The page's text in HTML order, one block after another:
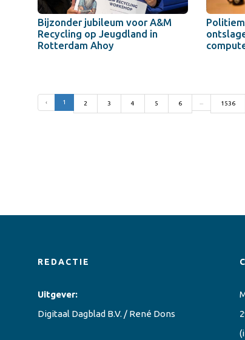
Bijzonder jubileum voor A&M
Recycling op Jeugdland in
Rotterdam Ahoy
‹ 1 2 3 4 5 6 1536
REDACTIE
Uitgever:
Digitaal Dagblad B.V. / René Dons